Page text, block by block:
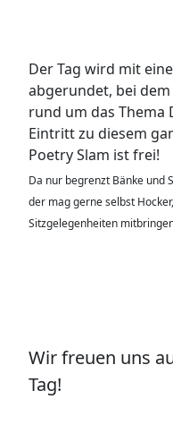
Der Tag wird mit
abgerundet, bei
rund um das
Eintritt zu diesem
Poetry Slam ist frei!
Da nur begrenzt Bänke und
der mag gerne selbst
Sitzgelegenheiten
Wir freuen uns
Tag!